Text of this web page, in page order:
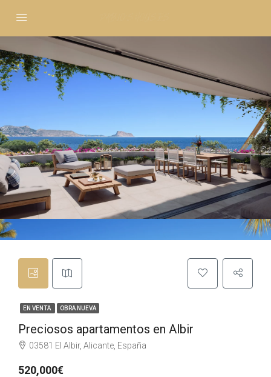
EN VENTA OBRA NUEVA
Preciosos apartamentos en Albir
03581 El Albir, Alicante, España
520,000€